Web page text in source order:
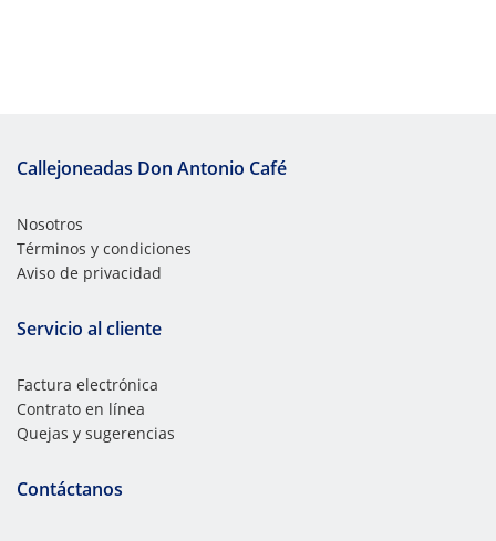
Callejoneadas Don Antonio Café
Nosotros
Términos y condiciones
Aviso de privacidad
Servicio al cliente
Factura electrónica
Contrato en línea
Quejas y sugerencias
Contáctanos